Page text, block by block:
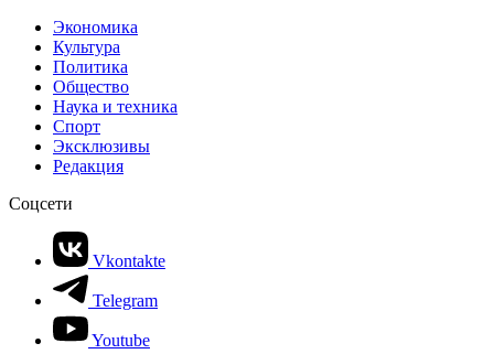
Экономика
Культура
Политика
Общество
Наука и техника
Спорт
Эксклюзивы
Редакция
Соцсети
Vkontakte
Telegram
Youtube